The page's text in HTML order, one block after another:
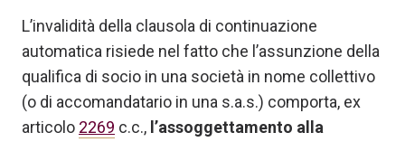
L’invalidità della clausola di continuazione
automatica risiede nel fatto che l’assunzione della
qualifica di socio in una società in nome collettivo
(o di accomandatario in una s.a.s.) comporta, ex
articolo 2269 c.c., l’assoggettamento alla